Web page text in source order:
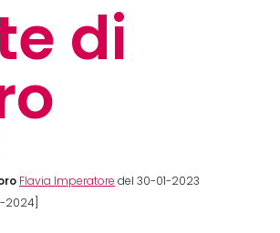
di
Flavia Imperatore del 30-01-2023
2024]